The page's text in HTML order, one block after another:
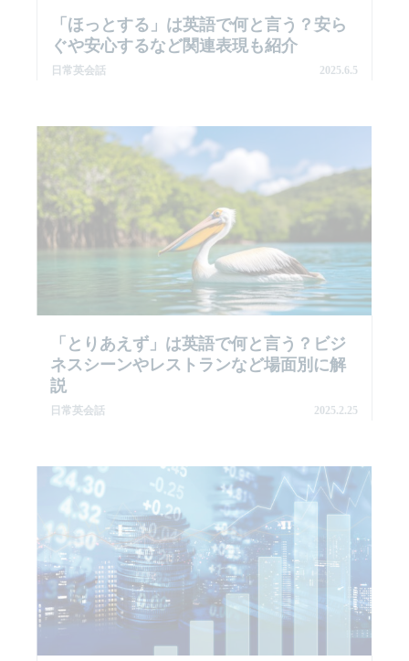
「ほっとする」は英語で何と言う？安ら
ぐや安心するなど関連表現も紹介
日常英会話 2025.6.5
「とりあえず」は英語で何と言う？ビジ
ネスシーンやレストランなど場面別に解
説
日常英会話 2025.2.25